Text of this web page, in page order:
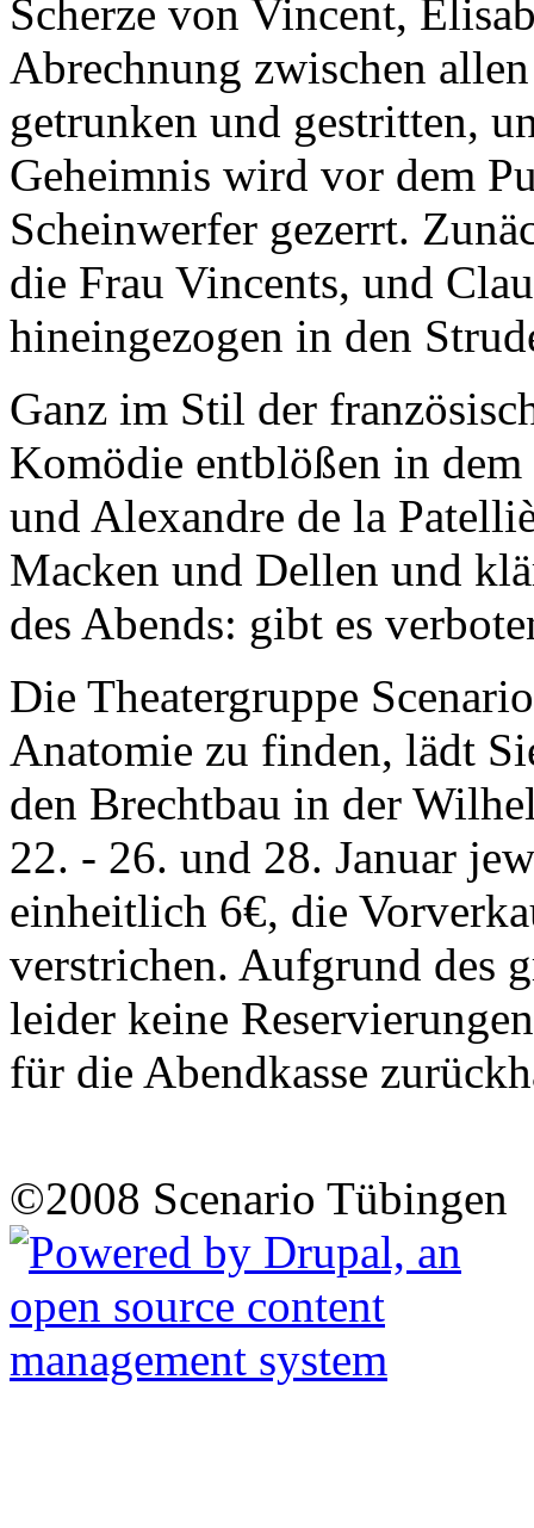
Scherze von Vincent,
Abrechnung zwischen
getrunken und gestritten,
Geheimnis wird vor dem
Scheinwerfer gezerrt.
die Frau Vincents, und
hineingezogen in den
Ganz im Stil der
Komödie entblößen in
und Alexandre de la
Macken und Dellen und
des Abends: gibt es
Die Theatergruppe
Anatomie zu finden, lädt
den Brechtbau in der
22. - 26. und 28. Januar
einheitlich 6€, die
verstrichen. Aufgrund des
leider keine
für die Abendkasse
©2008 Scenario Tübingen